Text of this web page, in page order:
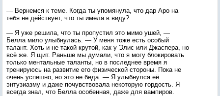
— Вернемся к теме. Когда ты упомянула, что дар Аро на
тебя не действует, что ты имела в виду?
— Я уже решила, что ты пропустил это мимо ушей, —
Белла мило улыбнулась. — У меня тоже есть особый
талант. Хоть и не такой крутой, как у Элис или Джаспера, но
всё же. Я щит. Раньше мы думали, что я могу блокировать
только ментальные таланты, но в последнее время я
тренируюсь на развитие его физической стороны. Пока не
очень успешно, но это не беда. — Я улыбнулся её
энтузиазму и даже почувствовала некоторую гордость. Я
всегда знал, что Белла особенная, даже для вампиров.